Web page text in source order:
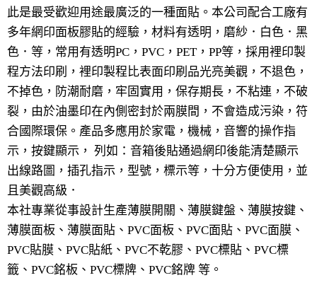
此是最受歡迎用途最廣泛的一種面貼。本公司配合工廠有
多年網印面板膠貼的經驗，材料有透明，磨紗．白色．黑
色．等，常用有透明PC，PVC，PET，PP等，採用裡印製
程方法印刷，裡印製程比表面印刷品光亮美觀，不退色，
不掉色，防潮耐磨，牢固實用，保存期長，不粘連，不破
裂，由於油墨印在內側密封於兩膜間，不會造成污染，符
合國際環保。產品多應用於家電，機械，音響的操作指
示，按鍵顯示， 列如：音箱後貼通過網印後能清楚顯示
出線路圖，插孔指示，型號，標示等，十分方便使用，並
且美觀高級．
本社專業從事設計生產薄膜開關、薄膜鍵盤、薄膜按鍵、
薄膜面板、薄膜面貼、PVC面板、PVC面貼、PVC面膜、
PVC貼膜、PVC貼紙、PVC不乾膠、PVC標貼、PVC標
籤、PVC銘板、PVC標牌、PVC銘牌 等。